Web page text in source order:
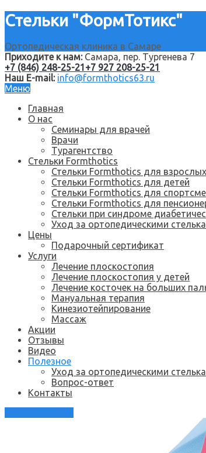
Стельки "ФормТотикс"
Ортопедическая клиника в Самаре
Приходите к нам:Самара, пер. Тургенева 7
+7 (846) 248-25-21 +7 927 208-25-21
Наш E-mail: info@formthotics63.ru
Меню
Главная
О нас
Семинары для врачей
Врачи
Турагентство
Стельки Formthotics
Стельки Formthotics для взрослых
Стельки Formthotics для детей
Стельки Formthotics для
Стельки Formthotics для
Стельки при синдроме
Уход за ортопедическими
Цены
Подарочный сертификат
Услуги
Лечение плоскостопия
Лечение плоскостопия у детей
Лечение косточек на больших
Мануальная терапия
Кинезиотейпирование
Массаж
Акции
Отзывы
Видео
Полезное
Уход за ортопедическими
Вопрос-ответ
Контакты